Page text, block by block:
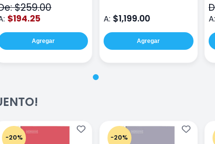
$259.00
$194.25
Agregar
A: $1,199.00
Agregar
A:
-20% -20%